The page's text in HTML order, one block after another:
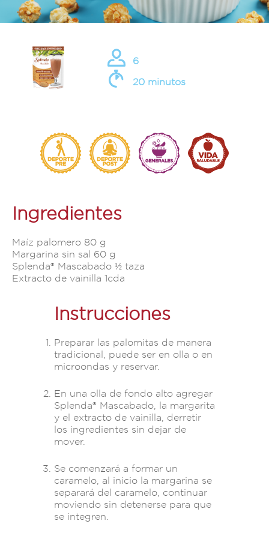
6
20 minutos
Ingredientes
Maíz palomero 80 g
Margarina sin sal 60 g
Splenda® Mascabado ½ taza
Extracto de vainilla 1cda
Instrucciones
Preparar las palomitas de manera
tradicional, puede ser en olla o en
microondas y reservar.
En una olla de fondo alto agregar
Splenda® Mascabado, la margarita
y el extracto de vainilla, derretir
los ingredientes sin dejar de
mover.
Se comenzará a formar un
caramelo, al inicio la margarina se
separará del caramelo, continuar
moviendo sin detenerse para que
se integren.